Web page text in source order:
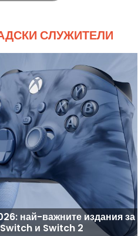
СЛУЖИТЕЛИ
най-важните издания за
и Switch 2